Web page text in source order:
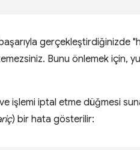
gerçekleştirdiğinizde
Bunu önlemek için,
ve işlemi iptal etme düğmesi
) bir hata gösterilir: